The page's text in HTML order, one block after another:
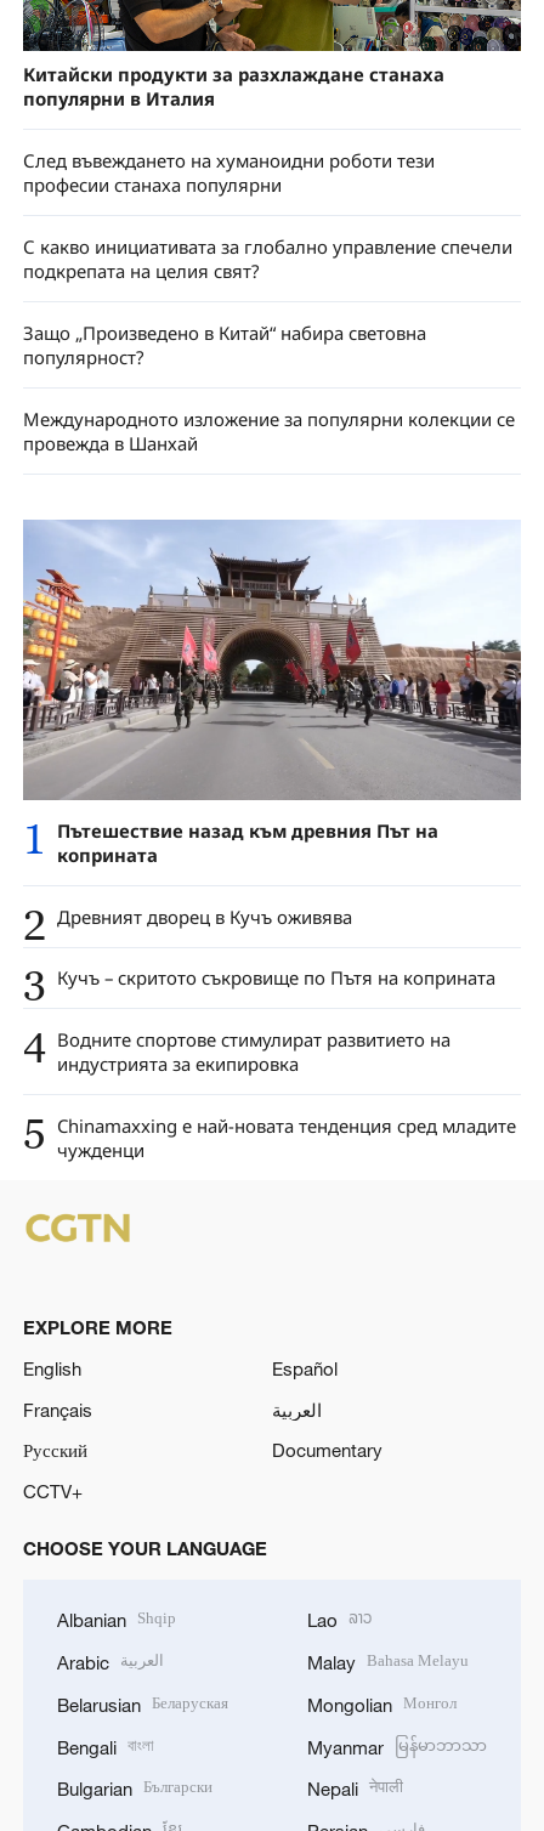
Китайски продукти за разхлаждане станаха
популярни в Италия
След въвеждането на хуманоидни роботи тези
професии станаха популярни
С какво инициативата за глобално управление спечели
подкрепата на целия свят?
Защо „Произведено в Китай“ набира световна
популярност?
Международното изложение за популярни колекции се
провежда в Шанхай
1
Пътешествие назад към древния Път на
коприната
2 Древният дворец в Кучъ оживява
3 Кучъ – скритото съкровище по Пътя на коприната
4 Водните спортове стимулират развитието на
индустрията за екипировка
5 Chinamaxxing е най-новата тенденция сред младите
чужденци
EXPLORE MORE
English
Español
Français
العربية
Русский
Documentary
CCTV+
CHOOSE YOUR LANGUAGE
Albanian Shqip
Arabic العربية
Belarusian Беларуская
Bengali বাংলা
Bulgarian Български
Lao ລາວ
Malay Bahasa Melayu
Mongolian Монгол
Myanmar မြန်မာဘာသာ
Nepali नेपाली